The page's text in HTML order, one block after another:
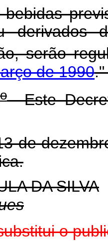
serão
de 1990
oEste
dezembro
DA SILVA
o